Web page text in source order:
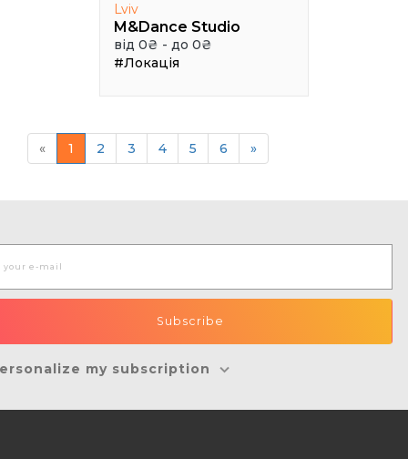
Lviv
M&Dance Studio
від 0₴ - до 0₴
#Локація
« 1 2 3 4 5 6 »
my subscription